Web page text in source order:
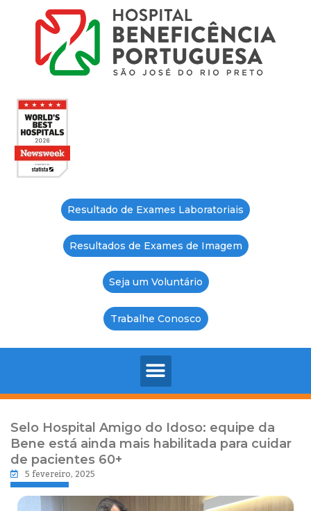
Resultado de Exames Laboratoriais
Resultados de Exames de Imagem
Seja um Voluntário
Trabalhe Conosco
Selo Hospital Amigo do Idoso: equipe da
Bene está ainda mais habilitada para cuidar
de pacientes 60+
5 fevereiro, 2025